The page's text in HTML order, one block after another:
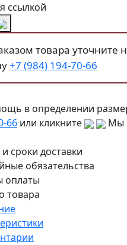
ссылкой
товара
+7 (984) 194-70-66
в определении
66 или кликните
Мы
сроки доставки
обязательства
оплаты
товара